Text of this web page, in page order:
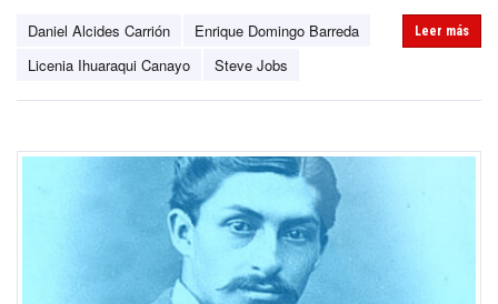
Daniel Alcides Carrión
Enrique Domingo Barreda
Licenia Ihuaraqui Canayo
Steve Jobs
Leer más